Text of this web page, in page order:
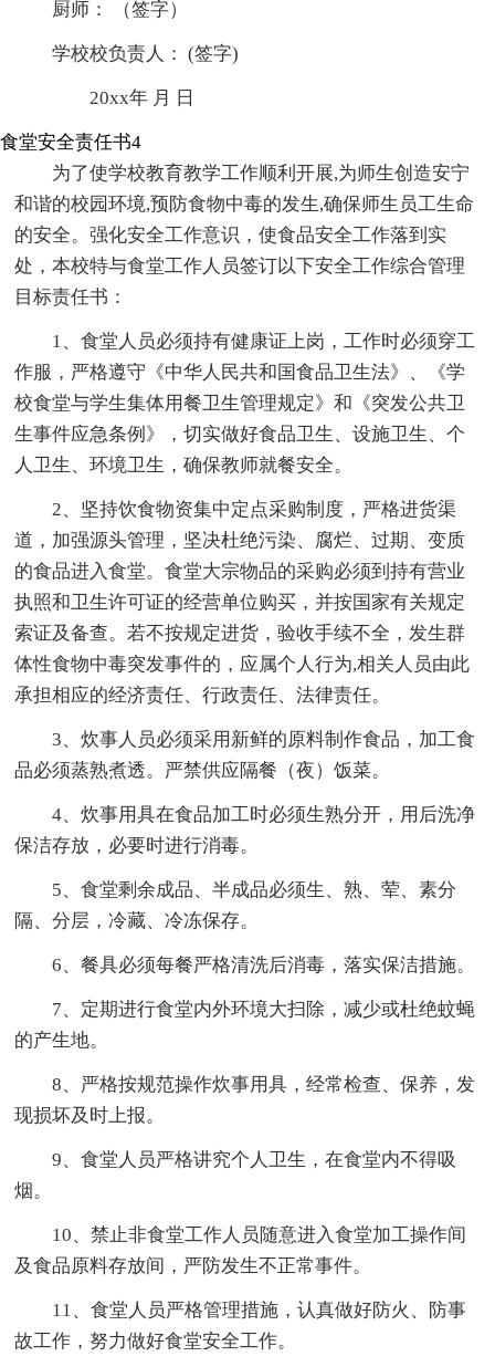
厨师： （签字）
学校校负责人： (签字)
20xx年 月 日
食堂安全责任书4
为了使学校教育教学工作顺利开展,为师生创造安宁
和谐的校园环境,预防食物中毒的发生,确保师生员工生命
的安全。强化安全工作意识，使食品安全工作落到实
处，本校特与食堂工作人员签订以下安全工作综合管理
目标责任书：
1、食堂人员必须持有健康证上岗，工作时必须穿工
作服，严格遵守《中华人民共和国食品卫生法》、《学
校食堂与学生集体用餐卫生管理规定》和《突发公共卫
生事件应急条例》，切实做好食品卫生、设施卫生、个
人卫生、环境卫生，确保教师就餐安全。
2、坚持饮食物资集中定点采购制度，严格进货渠
道，加强源头管理，坚决杜绝污染、腐烂、过期、变质
的食品进入食堂。食堂大宗物品的采购必须到持有营业
执照和卫生许可证的经营单位购买，并按国家有关规定
索证及备查。若不按规定进货，验收手续不全，发生群
体性食物中毒突发事件的，应属个人行为,相关人员由此
承担相应的经济责任、行政责任、法律责任。
3、炊事人员必须采用新鲜的原料制作食品，加工食
品必须蒸熟煮透。严禁供应隔餐（夜）饭菜。
4、炊事用具在食品加工时必须生熟分开，用后洗净
保洁存放，必要时进行消毒。
5、食堂剩余成品、半成品必须生、熟、荤、素分
隔、分层，冷藏、冷冻保存。
6、餐具必须每餐严格清洗后消毒，落实保洁措施。
7、定期进行食堂内外环境大扫除，减少或杜绝蚊蝇
的产生地。
8、严格按规范操作炊事用具，经常检查、保养，发
现损坏及时上报。
9、食堂人员严格讲究个人卫生，在食堂内不得吸
烟。
10、禁止非食堂工作人员随意进入食堂加工操作间
及食品原料存放间，严防发生不正常事件。
11、食堂人员严格管理措施，认真做好防火、防事
故工作，努力做好食堂安全工作。